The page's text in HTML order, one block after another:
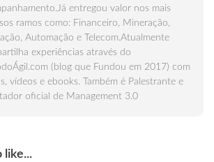
entregou valor nos mais
ramos como: Financeiro, Mineração,
Automação e Telecom.Atualmente
experiências através do
(blog que Fundou em 2017) com
vídeos e ebooks. Também é Palestrante e
oficial de Management 3.0
like...